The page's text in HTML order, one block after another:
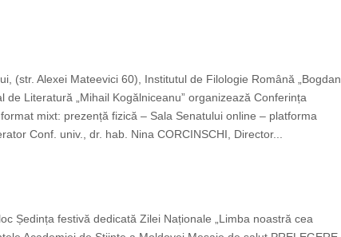
(str. Alexei Mateevici 60), Institutul de Filologie Română „Bogdan
Literatură „Mihail Kogălniceanu” organizează Conferința
mixt: prezență fizică – Sala Senatului online – platforma
Conf. univ., dr. hab. Nina CORCINSCHI, Director...
Ședința festivă dedicată Zilei Naționale „Limba noastră cea